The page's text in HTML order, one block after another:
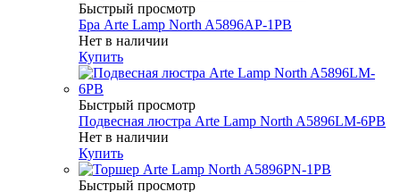
Быстрый просмотр
Бра Arte Lamp North A5896AP-1PB
Нет в наличии
Купить
Быстрый просмотр
Подвесная люстра Arte Lamp North A5896LM-6PB
Нет в наличии
Купить
Быстрый просмотр